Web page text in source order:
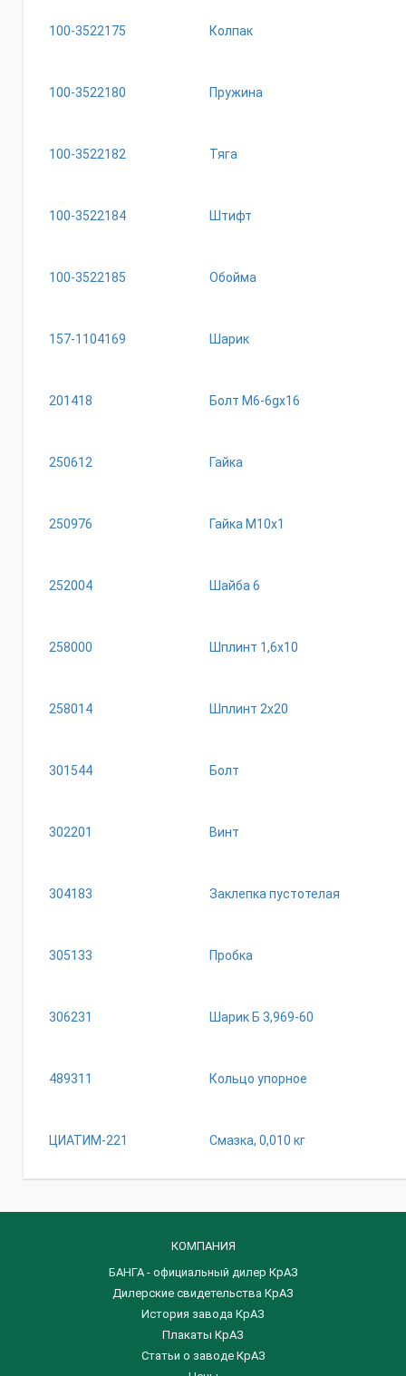
100-3522175 Колпак
100-3522180 Пружина
100-3522182 Тяга
100-3522184 Штифт
100-3522185 Обойма
157-1104169 Шарик
201418 Болт М6-6gх16
250612 Гайка
250976 Гайка М10х1
252004 Шайба 6
258000 Шплинт 1,6х10
258014 Шплинт 2х20
301544 Болт
302201 Винт
304183 Заклепка пустотелая
305133 Пробка
306231 Шарик Б 3,969-60
489311 Кольцо упорное
ЦИАТИМ-221 Смазка, 0,010 кг
КОМПАНИЯ
БАНГА - официальный дилер КрАЗ
Дилерские свидетельства КрАЗ
История завода КрАЗ
Плакаты КрАЗ
Статьи о заводе КрАЗ